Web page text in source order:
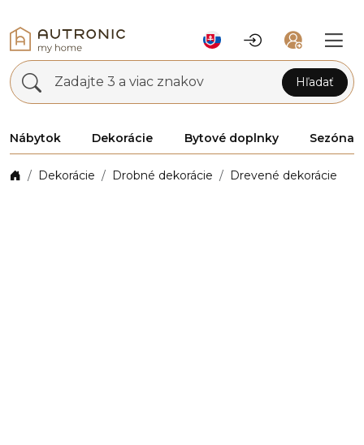
Zadajte 3 a viac znakov Hľadať
Nábytok Dekorácie Bytové doplnky Sezóna
Dekorácie Drobné dekorácie Drevené dekorácie